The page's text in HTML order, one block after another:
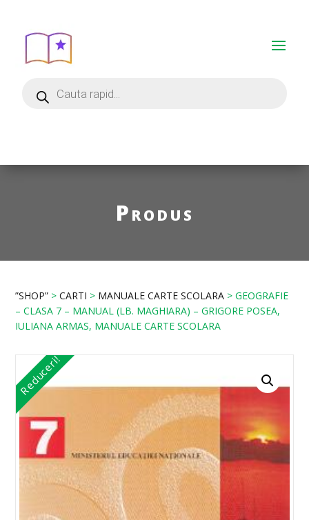
Produs
”SHOP” >CARTI > MANUALE CARTE SCOLARA > GEOGRAFIE
– CLASA 7 – MANUAL (LB. MAGHIARA) – GRIGORE POSEA,
IULIANA ARMAS, MANUALE CARTE SCOLARA
Reduceri!